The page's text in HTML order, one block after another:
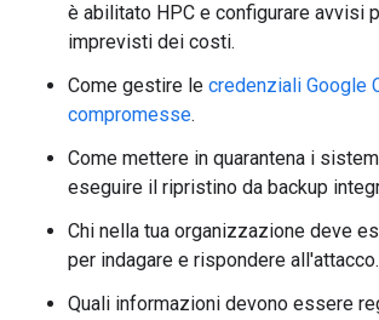
è abilitato HPC e configurare avvisi
imprevisti dei costi.
Come gestire le credenziali Google
compromesse.
Come mettere in quarantena i
eseguire il ripristino da backup
Chi nella tua organizzazione deve
per indagare e rispondere all'attacco.
Quali informazioni devono essere